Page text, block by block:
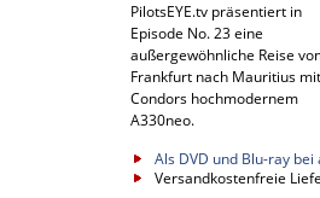
PilotsEYE.tv präsentiert in
Episode No. 23 eine
außergewöhnliche Reise
Frankfurt nach Mauritius mit
Condors hochmodernem
A330neo.
Als DVD und Blu-ray bei
Versandkostenfreie